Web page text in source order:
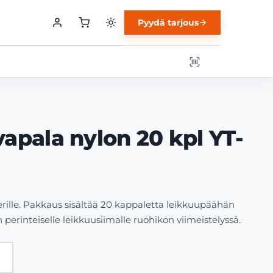
Pyydä tarjous
nylon 20 kpl YT-
Pakkaus sisältää 20 kappaletta leikkuupäähän
leikkuusiimalle ruohikon viimeistelyssä.